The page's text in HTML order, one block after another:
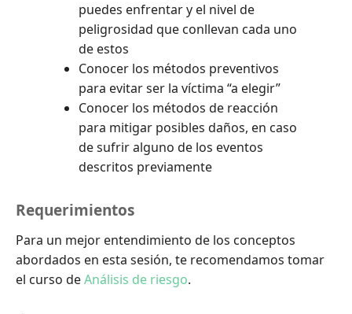
puedes enfrentar y el nivel de
peligrosidad que conllevan cada uno
de estos
Conocer los métodos preventivos
para evitar ser la víctima “a elegir”
Conocer los métodos de reacción
para mitigar posibles daños, en caso
de sufrir alguno de los eventos
descritos previamente
Requerimientos
Para un mejor entendimiento de los conceptos
abordados en esta sesión, te recomendamos tomar
el curso deAnálisis de riesgo.